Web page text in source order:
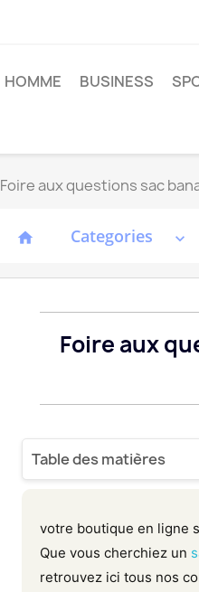
HOMME BUSINESS
Foire aux questions sac
home Categories keyboard_arrow_down
Foire aux
Table des matières
2 - Comment porter un
3 - Quelles sont les
votre boutique en ligne
Que vous cherchiez un
retrouvez ici tous nos